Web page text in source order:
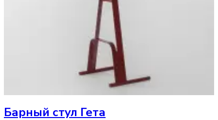
Барный стул Гета